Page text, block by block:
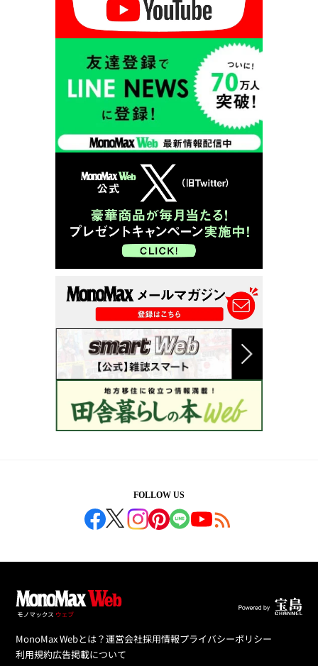
FOLLOW US
MonoMax Webとは？運営会社採用情報プライバシーポリシー
利用規約広告掲載について